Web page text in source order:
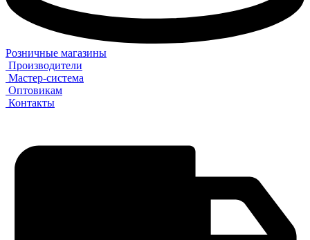
Розничные магазины
Производители
Мастер-система
Оптовикам
Контакты